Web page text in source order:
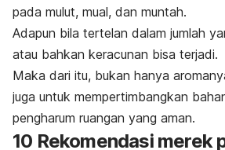
pada mulut, mual, dan muntah.
Adapun bila tertelan dalam jumlah
atau bahkan keracunan bisa terjadi.
Maka dari itu, bukan hanya
juga untuk mempertimbangkan
pengharum ruangan yang aman.
10 Rekomendasi merek